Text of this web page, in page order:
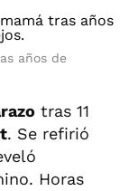
años de
tras 11
. Se refirió
Horas